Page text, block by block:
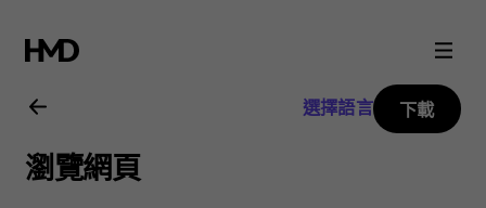
Nokia
3.2
用
選擇語言 下載
瀏覽網頁